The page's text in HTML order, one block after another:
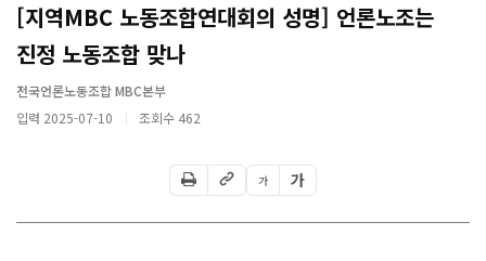
[지역MBC 노동조합연대회의 성명] 언론노조는
진정 노동조합 맞나
전국언론노동조합 MBC본부
입력 2025-07-10
조회수 462
가 가